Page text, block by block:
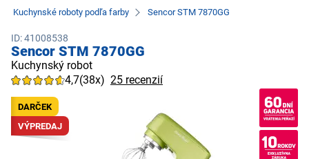
Kuchynské roboty podľa farby
Sencor STM 7870GG
ID: 41008538
Sencor STM 7870GG
Kuchynský robot
4,7(38x) 25 recenzií
DARČEK
VÝPREDAJ